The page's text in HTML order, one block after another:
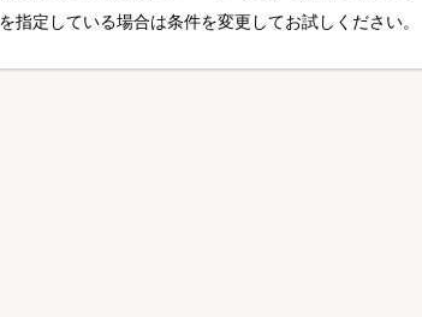
指定している場合は条件を変更してお試しください。